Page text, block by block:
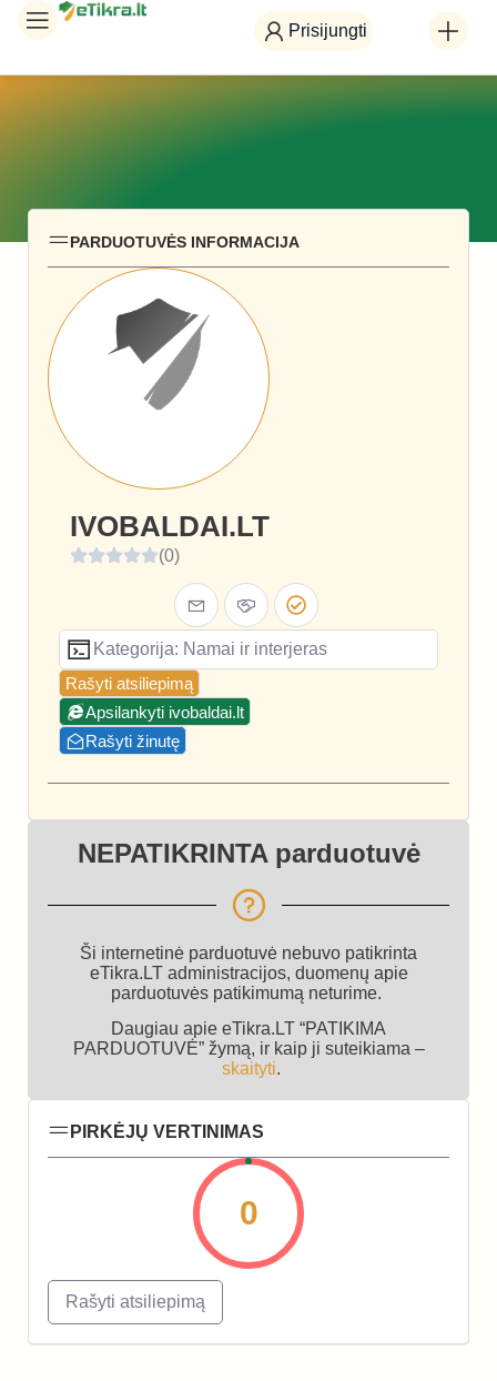
Prisijungti
PARDUOTUVĖS INFORMACIJA
IVOBALDAI.LT
(0)
Kategorija: Namai ir interjeras
Rašyti atsiliepimą
Apsilankyti ivobaldai.lt
Rašyti žinutę
NEPATIKRINTA parduotuvė
Ši internetinė parduotuvė nebuvo patikrinta
eTikra.LT administracijos, duomenų apie
parduotuvės patikimumą neturime.
Daugiau apie eTikra.LT “PATIKIMA
PARDUOTUVĖ” žymą, ir kaip ji suteikiama –
skaityti.
PIRKĖJŲ VERTINIMAS
0
Rašyti atsiliepimą